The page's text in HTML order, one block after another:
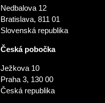
Nedbalova 12
Bratislava, 811 01
Slovenská republika
Česká pobočka
Ježkova 10
Praha 3, 130 00
Česká republika